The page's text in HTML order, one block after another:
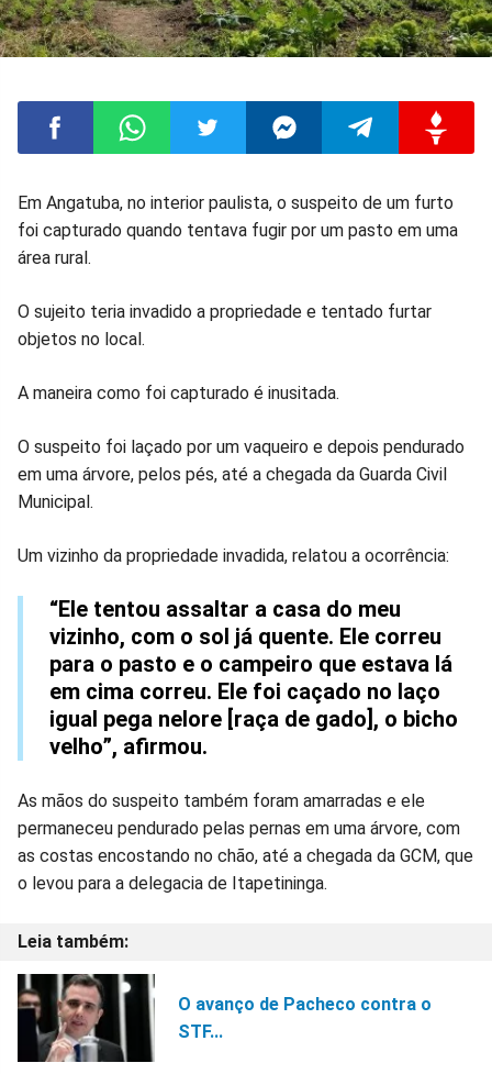
Compartilhar
no
Facebook
Compartilhar
Whatsapp
Compartilhar
Twitter
Compartilhar
Messenger
Compartilhar
TelegramGettr
Em Angatuba, no interior paulista, o suspeito de um furto
foi capturado quando tentava fugir por um pasto em uma
área rural.
O sujeito teria invadido a propriedade e tentado furtar
objetos no local.
A maneira como foi capturado é inusitada.
O suspeito foi laçado por um vaqueiro e depois pendurado
em uma árvore, pelos pés, até a chegada da Guarda Civil
Municipal.
Um vizinho da propriedade invadida, relatou a ocorrência:
“Ele tentou assaltar a casa do meu
vizinho, com o sol já quente. Ele correu
para o pasto e o campeiro que estava lá
em cima correu. Ele foi caçado no laço
igual pega nelore [raça de gado], o bicho
velho”, afirmou.
As mãos do suspeito também foram amarradas e ele
permaneceu pendurado pelas pernas em uma árvore, com
as costas encostando no chão, até a chegada da GCM, que
o levou para a delegacia de Itapetininga.
O avanço de Pacheco contra o
STF...